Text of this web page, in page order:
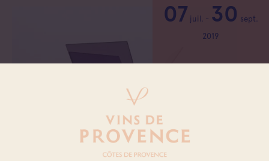
07 juil. - 30 sept.
2019